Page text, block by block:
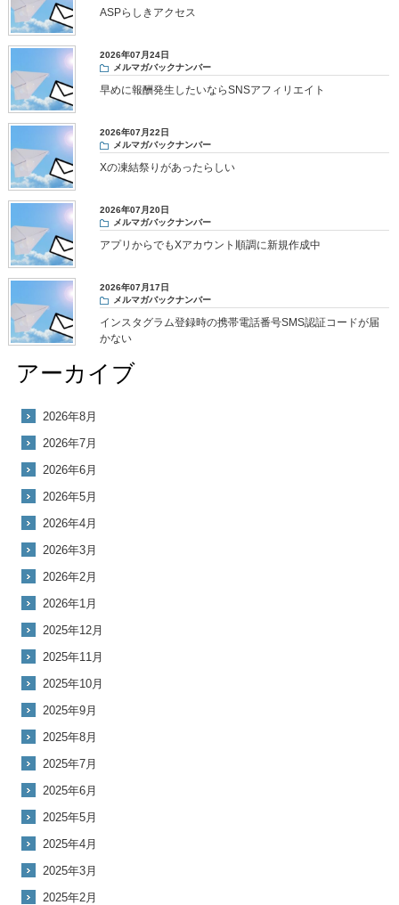
ASPらしきアクセス
2026年07月24日
メルマガバックナンバー
早めに報酬発生したいならSNSアフィリエイト
2026年07月22日
メルマガバックナンバー
Xの凍結祭りがあったらしい
2026年07月20日
メルマガバックナンバー
アプリからでもXアカウント順調に新規作成中
2026年07月17日
メルマガバックナンバー
インスタグラム登録時の携帯電話番号SMS認証コードが届
かない
アーカイブ
2026年8月
2026年7月
2026年6月
2026年5月
2026年4月
2026年3月
2026年2月
2026年1月
2025年12月
2025年11月
2025年10月
2025年9月
2025年8月
2025年7月
2025年6月
2025年5月
2025年4月
2025年3月
2025年2月